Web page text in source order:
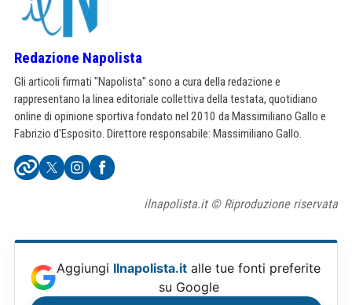
Redazione Napolista
Gli articoli firmati "Napolista" sono a cura della redazione e
rappresentano la linea editoriale collettiva della testata, quotidiano
online di opinione sportiva fondato nel 2010 da Massimiliano Gallo e
Fabrizio d'Esposito. Direttore responsabile: Massimiliano Gallo.
ilnapolista.it © Riproduzione riservata
Aggiungi Ilnapolista.it alle tue fonti preferite
su Google